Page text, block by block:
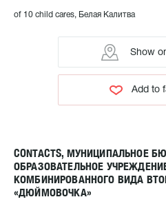
of 10 child cares, Белая Калитва
Show
Add to
CONTACTS, МУНИЦИПАЛЬНОЕ
ОБРАЗОВАТЕЛЬНОЕ
КОМБИНИРОВАННОГО ВИДА
«ДЮЙМОВОЧКА»